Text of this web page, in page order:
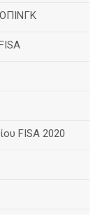
FISA 2020